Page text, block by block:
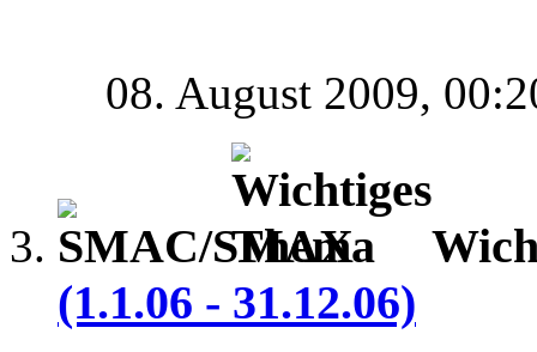
08. August 2009,
(1.1.06 - 31.12.06)